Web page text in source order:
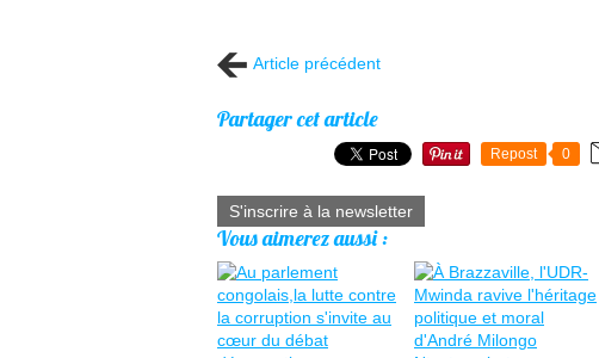
Article précédent
Partager cet article
Repost 0
S'inscrire à la newsletter
Vous aimerez aussi :